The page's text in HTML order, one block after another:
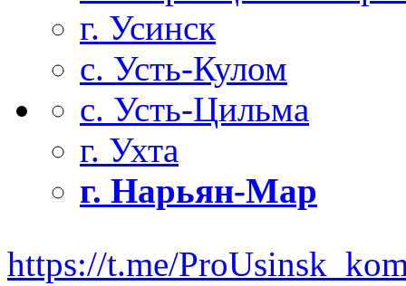
г. Усинск
с. Усть-Кулом
с. Усть-Цильма
г. Ухта
г. Нарьян-Мар
https://t.me/